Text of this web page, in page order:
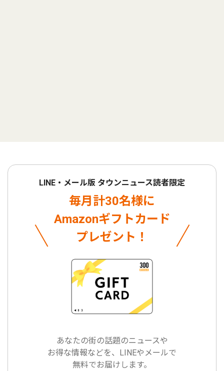
LINE・メール版 タウンニュース読者限定
毎月計30名様に
Amazonギフトカード
プレゼント！
あなたの街の話題のニュースや
お得な情報などを、LINEやメールで
無料でお届けします。